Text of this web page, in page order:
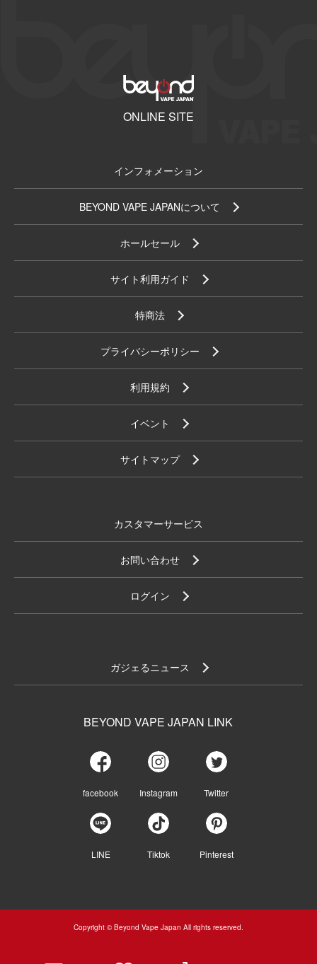
ONLINE SITE
インフォメーション
BEYOND VAPE JAPANについて
ホールセール
サイト利用ガイド
特商法
プライバシーポリシー
利用規約
イベント
サイトマップ
カスタマーサービス
お問い合わせ
ログイン
ガジェるニュース
BEYOND VAPE JAPAN LINK
facebook Instagram Twitter
LINE Tiktok Pinterest
Copyright © Beyond Vape Japan All rights reserved.